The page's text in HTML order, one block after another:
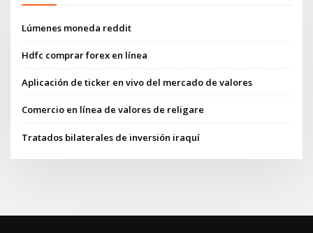
Lúmenes moneda reddit
Hdfc comprar forex en línea
Aplicación de ticker en vivo del mercado de valores
Comercio en línea de valores de religare
Tratados bilaterales de inversión iraquí